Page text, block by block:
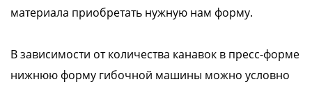
материала приобретать нужную нам форму.
В зависимости от количества канавок в пресс-форме
нижнюю форму гибочной машины можно условно